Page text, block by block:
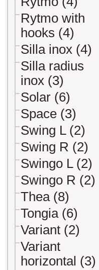
Rytmo with
hooks (4)
Silla inox (4)
Silla radius
inox (3)
Solar (6)
Space (3)
Swing L (2)
Swing R (2)
Swingo L (2)
Swingo R (2)
Thea (8)
Tongia (6)
Variant (2)
Variant
horizontal (3)